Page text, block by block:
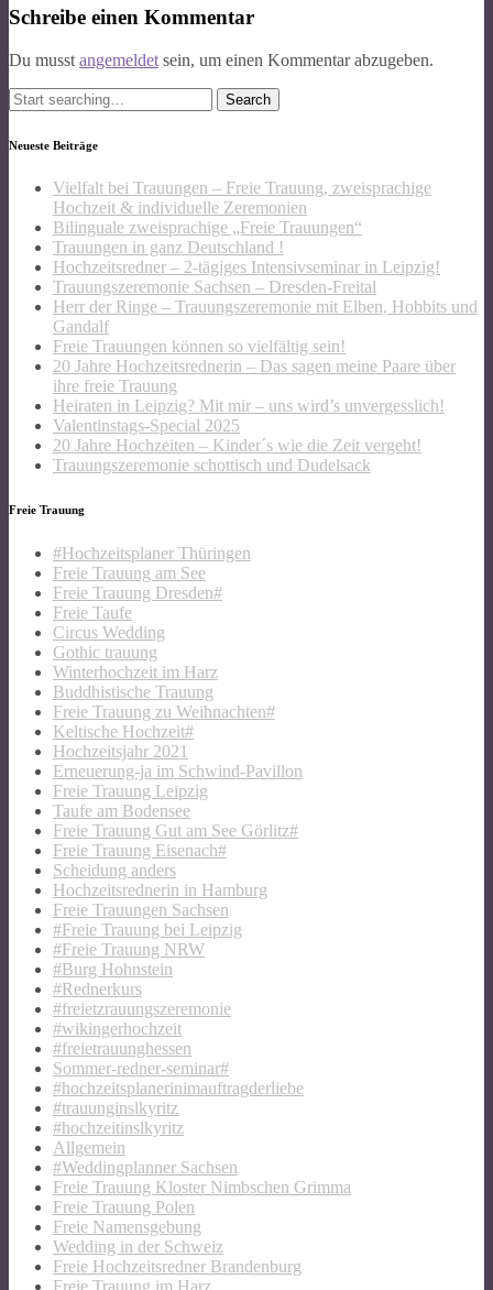
Schreibe einen Kommentar
Du musst angemeldet sein, um einen Kommentar abzugeben.
Search
for:
Neueste Beiträge
Vielfalt bei Trauungen – Freie Trauung, zweisprachige
Hochzeit & individuelle Zeremonien
Bilinguale zweisprachige „Freie Trauungen“
Trauungen in ganz Deutschland !
Hochzeitsredner – 2-tägiges Intensivseminar in Leipzig!
Trauungszeremonie Sachsen – Dresden-Freital
Herr der Ringe – Trauungszeremonie mit Elben, Hobbits und
Gandalf
Freie Trauungen können so vielfältig sein!
20 Jahre Hochzeitsrednerin – Das sagen meine Paare über
ihre freie Trauung
Heiraten in Leipzig? Mit mir – uns wird’s unvergesslich!
Valentinstags-Special 2025
20 Jahre Hochzeiten – Kinder´s wie die Zeit vergeht!
Trauungszeremonie schottisch und Dudelsack
Freie Trauung
#Hochzeitsplaner Thüringen
Freie Trauung am See
Freie Trauung Dresden#
Freie Taufe
Circus Wedding
Gothic trauung
Winterhochzeit im Harz
Buddhistische Trauung
Freie Trauung zu Weihnachten#
Keltische Hochzeit#
Hochzeitsjahr 2021
Erneuerung-ja im Schwind-Pavillon
Freie Trauung Leipzig
Taufe am Bodensee
Freie Trauung Gut am See Görlitz#
Freie Trauung Eisenach#
Scheidung anders
Hochzeitsrednerin in Hamburg
Freie Trauungen Sachsen
#Freie Trauung bei Leipzig
#Freie Trauung NRW
#Burg Hohnstein
#Rednerkurs
#freietzrauungszeremonie
#wikingerhochzeit
#freietrauunghessen
Sommer-redner-seminar#
#hochzeitsplanerinimauftragderliebe
#trauunginslkyritz
#hochzeitinslkyritz
Allgemein
#Weddingplanner Sachsen
Freie Trauung Kloster Nimbschen Grimma
Freie Trauung Polen
Freie Namensgebung
Wedding in der Schweiz
Freie Hochzeitsredner Brandenburg